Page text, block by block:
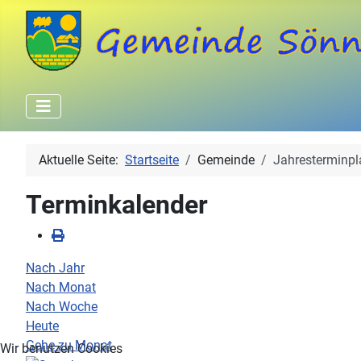
Aktuelle Seite: Startseite Gemeinde
Terminkalender
Nach Jahr
Nach Monat
Nach Woche
Heute
Gehe zu Monat
Wir benutzen Cookies